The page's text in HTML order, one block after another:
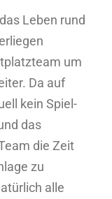
Leben rund
um
Da auf
kein Spiel-
das
die Zeit
zu
alle